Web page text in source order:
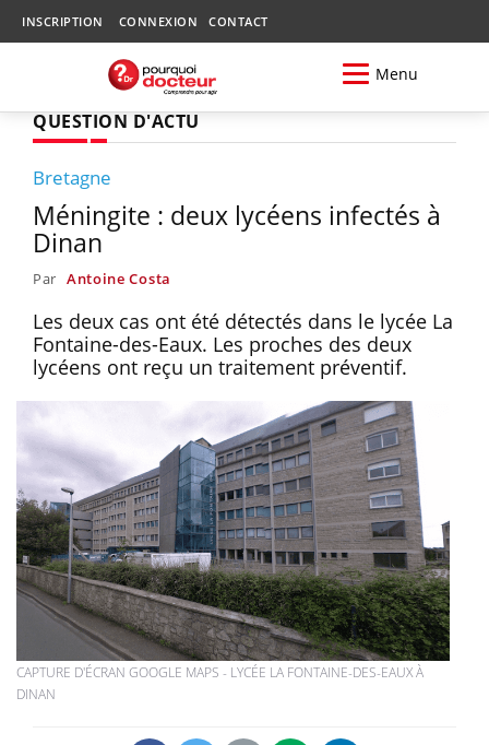
INSCRIPTION CONNEXION CONTACT
Menu
QUESTION D'ACTU
Bretagne
Méningite : deux lycéens infectés à
Dinan
Par Antoine Costa
Les deux cas ont été détectés dans le lycée La
Fontaine-des-Eaux. Les proches des deux
lycéens ont reçu un traitement préventif.
CAPTURE D'ÉCRAN GOOGLE MAPS - LYCÉE LA FONTAINE-DES-EAUX À
DINAN